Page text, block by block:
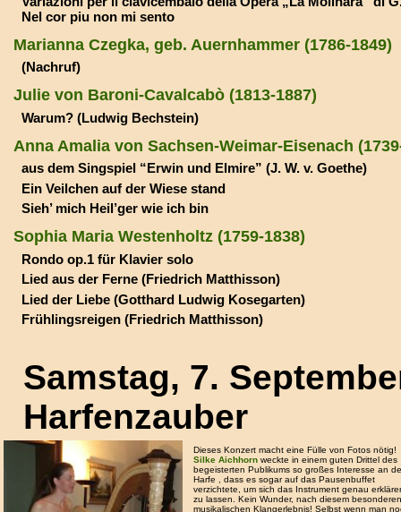
Nel cor piu non mi sento
Marianna Czegka, geb. Auernhammer (1786-1849)
(Nachruf)
Julie von Baroni-Cavalcabò (1813-1887)
Warum? (Ludwig Bechstein)
Anna Amalia von Sachsen-Weimar-Eisenach
aus dem Singspiel “Erwin und Elmire” (J. W. v. Goethe)
Ein Veilchen auf der Wiese stand
Sieh’ mich Heil’ger wie ich bin
Sophia Maria Westenholtz (1759-1838)
Rondo op.1 für Klavier solo
Lied aus der Ferne (Friedrich Matthisson)
Lied der Liebe (Gotthard Ludwig Kosegarten)
Frühlingsreigen (Friedrich Matthisson)
Samstag, 7.
Harfenzauber
Dieses Konzert macht eine Fülle von Fotos nötig!
Silke Aichhorn weckte in einem guten Drittel des
begeisterten Publikums so großes Interesse an
Harfe , dass es sogar auf das Pausenbuffet
verzichtete, um sich das Instrument genau
zu lassen. Kein Wunder, nach diesem besonderen
musikalischen Klangerlebnis! Selbst wenn man